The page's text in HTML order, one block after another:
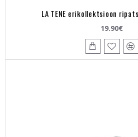
LA TENE erikollektsioon
19.90€